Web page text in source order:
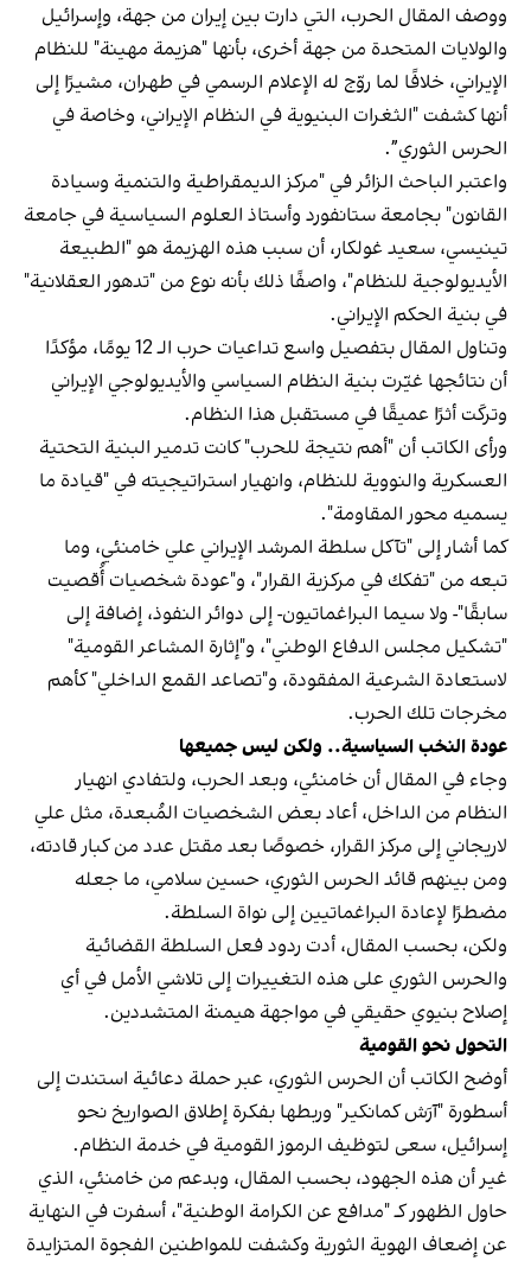
ووصف المقال الحرب، التي دارت بين إيران من جهة، وإسرائيل
والولايات المتحدة من جهة أخرى، بأنها "هزيمة مهينة" للنظام
الإيراني، خلافًا لما روّج له الإعلام الرسمي في طهران، مشيرًا إلى
أنها كشفت "الثغرات البنيوية في النظام الإيراني، وخاصة في
الحرس الثوري”.
واعتبر الباحث الزائر في "مركز الديمقراطية والتنمية وسيادة
القانون" بجامعة ستانفورد وأستاذ العلوم السياسية في جامعة
تينيسي، سعيد غولكار، أن سبب هذه الهزيمة هو "الطبيعة
الأيديولوجية للنظام"، واصفًا ذلك بأنه نوع من "تدهور العقلانية"
في بنية الحكم الإيراني.
وتناول المقال بتفصيل واسع تداعيات حرب الـ 12 يومًا، مؤكدًا
أن نتائجها غيّرت بنية النظام السياسي والأيديولوجي الإيراني
وتركَت أثرًا عميقًا في مستقبل هذا النظام.
ورأى الكاتب أن "أهم نتيجة للحرب" كانت تدمير البنية التحتية
العسكرية والنووية للنظام، وانهيار استراتيجيته في "قيادة ما
يسميه محور المقاومة".
كما أشار إلى "تآكل سلطة المرشد الإيراني علي خامنئي، وما
تبعه من "تفكك في مركزية القرار"، و"عودة شخصيات أُقصيت
سابقًا"- ولا سيما البراغماتيون- إلى دوائر النفوذ، إضافة إلى
"تشكيل مجلس الدفاع الوطني"، و"إثارة المشاعر القومية"
لاستعادة الشرعية المفقودة، و"تصاعد القمع الداخلي" كأهم
مخرجات تلك الحرب.
عودة النخب السياسية.. ولكن ليس جميعها
وجاء في المقال أن خامنئي، وبعد الحرب، ولتفادي انهيار
النظام من الداخل، أعاد بعض الشخصيات المُبعدة، مثل علي
لاريجاني إلى مركز القرار، خصوصًا بعد مقتل عدد من كبار قادته،
ومن بينهم قائد الحرس الثوري، حسين سلامي، ما جعله
مضطرًا لإعادة البراغماتيين إلى نواة السلطة.
ولكن، بحسب المقال، أدت ردود فعل السلطة القضائية
والحرس الثوري على هذه التغييرات إلى تلاشي الأمل في أي
إصلاح بنيوي حقيقي في مواجهة هيمنة المتشددين.
التحول نحو القومية
أوضح الكاتب أن الحرس الثوري، عبر حملة دعائية استندت إلى
أسطورة "آرَش كمانكیر" وربطها بفكرة إطلاق الصواريخ نحو
إسرائيل، سعى لتوظيف الرموز القومية في خدمة النظام.
غير أن هذه الجهود، بحسب المقال، وبدعم من خامنئي، الذي
حاول الظهور كـ "مدافع عن الكرامة الوطنية"، أسفرت في النهاية
عن إضعاف الهوية الثورية وكشفت للمواطنين الفجوة المتزايدة